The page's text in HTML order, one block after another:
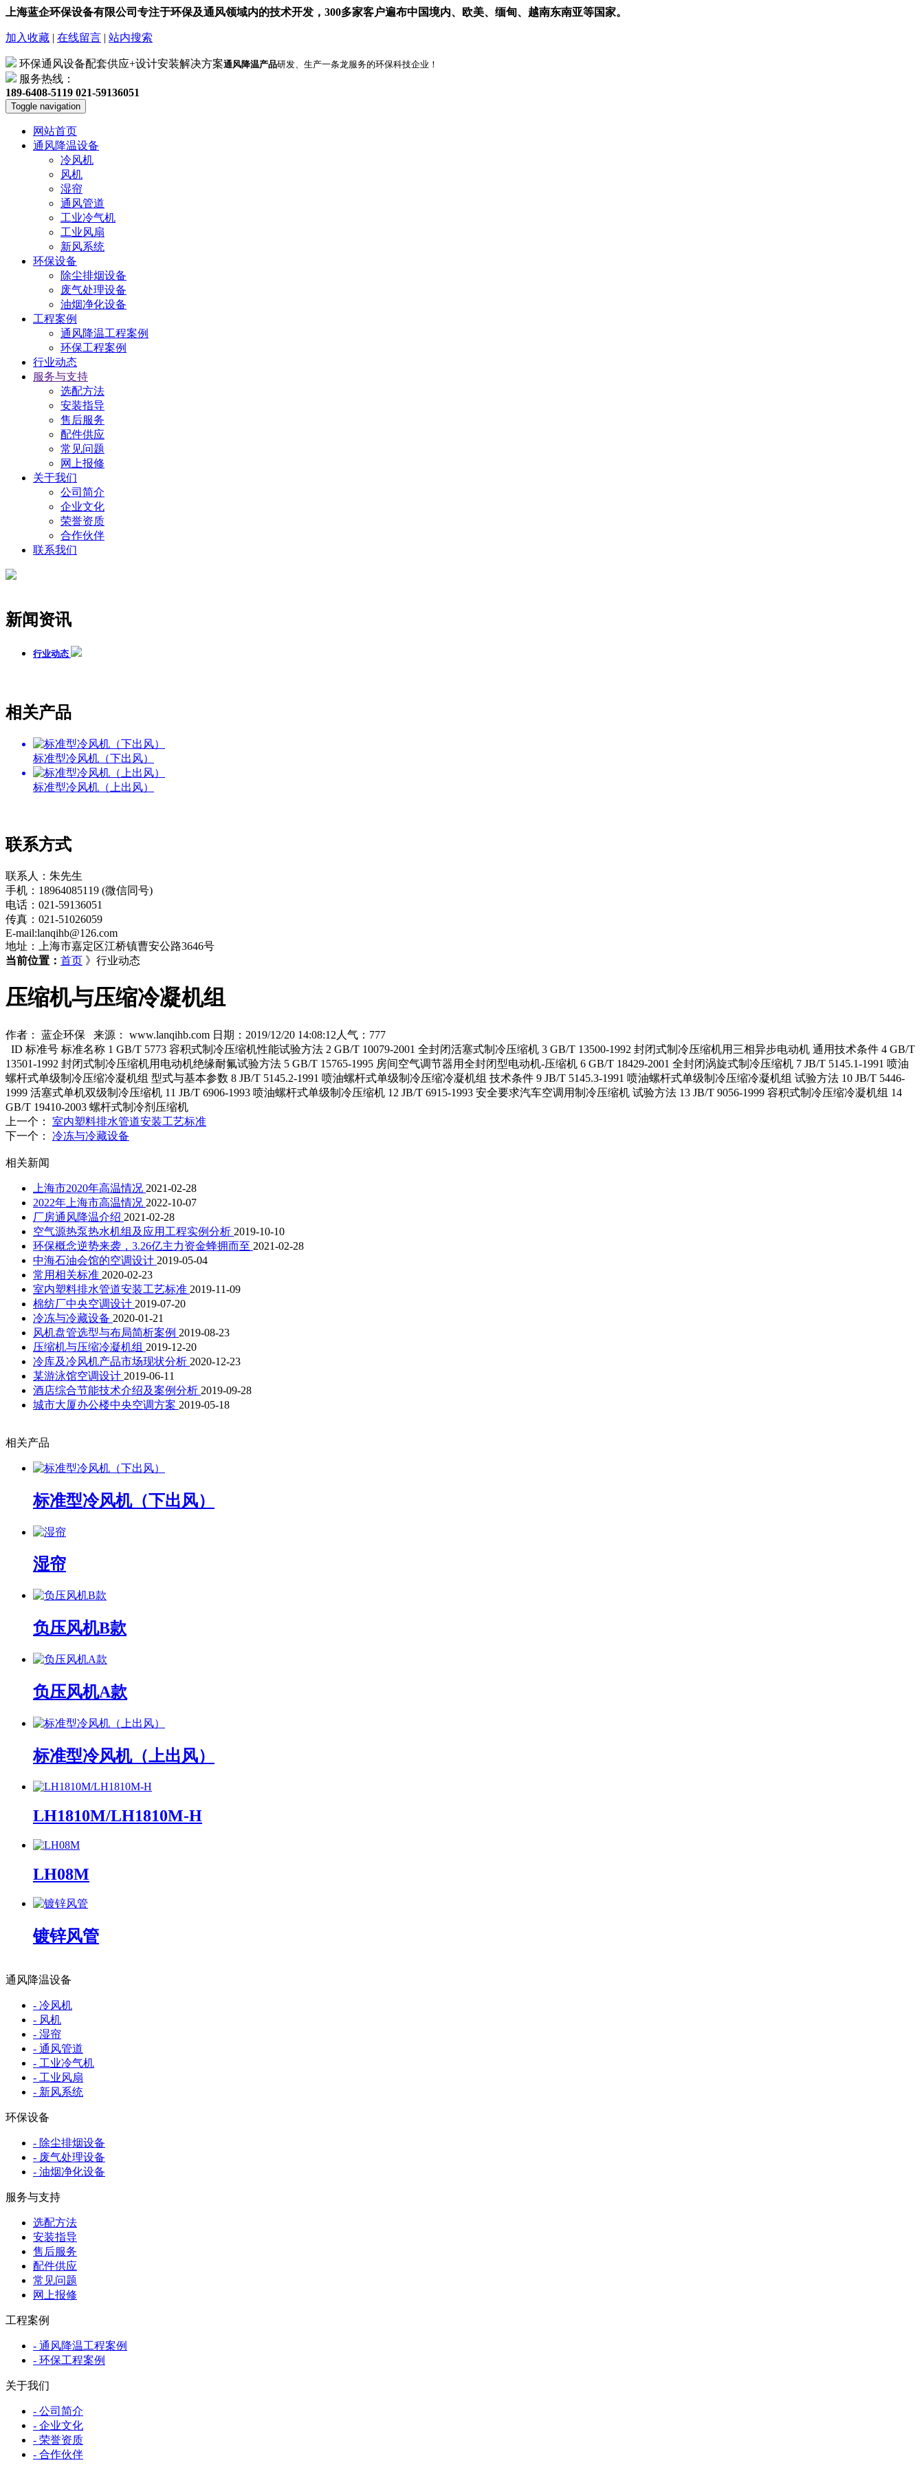
上海蓝企环保设备有限公司专注于环保及通风领域内的技术开发，300多家客户遍布中国境内、欧美、缅甸、越南东南亚等国家。
加入收藏 | 在线留言 | 站内搜索
环保通风设备配套供应+设计安装解决方案通风降温产品研发、生产一条龙服务的环保科技企业！
服务热线：
189-6408-5119 021-59136051
Toggle navigation
网站首页
通风降温设备
冷风机
风机
湿帘
通风管道
工业冷气机
工业风扇
新风系统
环保设备
除尘排烟设备
废气处理设备
油烟净化设备
工程案例
通风降温工程案例
环保工程案例
行业动态
服务与支持
选配方法
安装指导
售后服务
配件供应
常见问题
网上报修
关于我们
公司简介
企业文化
荣誉资质
合作伙伴
联系我们
新闻资讯
行业动态
相关产品
标准型冷风机（下出风）
标准型冷风机（上出风）
联系方式
联系人：朱先生
手机：18964085119 (微信同号)
电话：021-59136051
传真：021-51026059
E-mail:lanqihb@126.com
地址：上海市嘉定区江桥镇曹安公路3646号
当前位置： 首页 》行业动态
压缩机与压缩冷凝机组
作者： 蓝企环保 来源： www.lanqihb.com 日期：2019/12/20 14:08:12人气：777
ID 标准号 标准名称 1 GB/T 5773 容积式制冷压缩机性能试验方法 2 GB/T 10079-2001 全封闭活塞式制冷压缩机 3 GB/T 13500-1992 封闭式制冷压缩机用三相异步电动机 通用技术条件 4 GB/T
13501-1992 封闭式制冷压缩机用电动机绝缘耐氟试验方法 5 GB/T 15765-1995 房间空气调节器用全封闭型电动机-压缩机 6 GB/T 18429-2001 全封闭涡旋式制冷压缩机 7 JB/T 5145.1-1991 喷油
螺杆式单级制冷压缩冷凝机组 型式与基本参数 8 JB/T 5145.2-1991 喷油螺杆式单级制冷压缩冷凝机组 技术条件 9 JB/T 5145.3-1991 喷油螺杆式单级制冷压缩冷凝机组 试验方法 10 JB/T 5446-
1999 活塞式单机双级制冷压缩机 11 JB/T 6906-1993 喷油螺杆式单级制冷压缩机 12 JB/T 6915-1993 安全要求汽车空调用制冷压缩机 试验方法 13 JB/T 9056-1999 容积式制冷压缩冷凝机组 14
GB/T 19410-2003 螺杆式制冷剂压缩机
上一个： 室内塑料排水管道安装工艺标准
下一个： 冷冻与冷藏设备
相关新闻
上海市2020年高温情况 2021-02-28
2022年上海市高温情况 2022-10-07
厂房通风降温介绍 2021-02-28
空气源热泵热水机组及应用工程实例分析 2019-10-10
环保概念逆势来袭，3.26亿主力资金蜂拥而至 2021-02-28
中海石油会馆的空调设计 2019-05-04
常用相关标准 2020-02-23
室内塑料排水管道安装工艺标准 2019-11-09
棉纺厂中央空调设计 2019-07-20
冷冻与冷藏设备 2020-01-21
风机盘管选型与布局简析案例 2019-08-23
压缩机与压缩冷凝机组 2019-12-20
冷库及冷风机产品市场现状分析 2020-12-23
某游泳馆空调设计 2019-06-11
酒店综合节能技术介绍及案例分析 2019-09-28
城市大厦办公楼中央空调方案 2019-05-18
相关产品
标准型冷风机（下出风）
湿帘
负压风机B款
负压风机A款
标准型冷风机（上出风）
LH1810M/LH1810M-H
LH08M
镀锌风管
通风降温设备
- 冷风机
- 风机
- 湿帘
- 通风管道
- 工业冷气机
- 工业风扇
- 新风系统
环保设备
- 除尘排烟设备
- 废气处理设备
- 油烟净化设备
服务与支持
选配方法
安装指导
售后服务
配件供应
常见问题
网上报修
工程案例
- 通风降温工程案例
- 环保工程案例
关于我们
- 公司简介
- 企业文化
- 荣誉资质
- 合作伙伴